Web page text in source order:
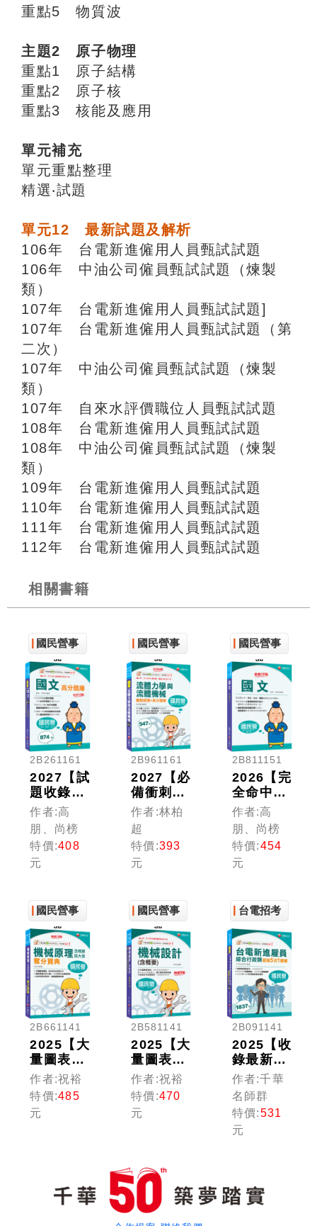
重點5 物質波
主題2 原子物理
重點1 原子結構
重點2 原子核
重點3 核能及應用
單元補充
單元重點整理
精選‧試題
單元12 最新試題及解析
106年 台電新進僱用人員甄試試題
106年 中油公司僱員甄試試題（煉製
類）
107年 台電新進僱用人員甄試試題]
107年 台電新進僱用人員甄試試題（第
二次）
107年 中油公司僱員甄試試題（煉製
類）
107年 自來水評價職位人員甄試試題
108年 台電新進僱用人員甄試試題
108年 中油公司僱員甄試試題（煉製
類）
109年 台電新進僱用人員甄試試題
110年 台電新進僱用人員甄試試題
111年 台電新進僱用人員甄試試題
112年 台電新進僱用人員甄試試題
相關書籍
國民營事
業
2B261161
2027【試
題收錄最
齊全】國
文高分題
庫［十二
版］（國
民營／台
中油／中
鋼／捷運
／經濟
部）
作者:高
朋、尚榜
特價:408
元
國民營事
業
2B961161
2027【必
備衝刺題
庫書】流
體力學與
流體機械
重點統整
+高分題
民營／經
濟部／中
鋼／高普
地特／專
技高考）
作者:林柏
超
特價:393
元
國民營事
業
2B811151
2026【完
全命中必
考重
點！】國
文〔十九
版〕（國
民營／台
／郵政／
捷運／臺
鐵）
作者:高
朋、尚榜
特價:454
元
國民營事
業
2B661141
2025【大
量圖表解
說】機械
原理(含
概要與大
意)奪分
捷運／普
考／四等
作者:祝裕
特價:485
元
國民營事
業
2B581141
2025【大
量圖表解
說】機械
設計(含
概要)
［九版］
普考／各
類特考）
作者:祝裕
特價:470
元
台電招考
2B091141
2025【收
錄最新試
題及解
析】台電
新進雇員
綜合行政
類超強5
文、法律
常識、企
作者:千華
名師群
特價:531
元